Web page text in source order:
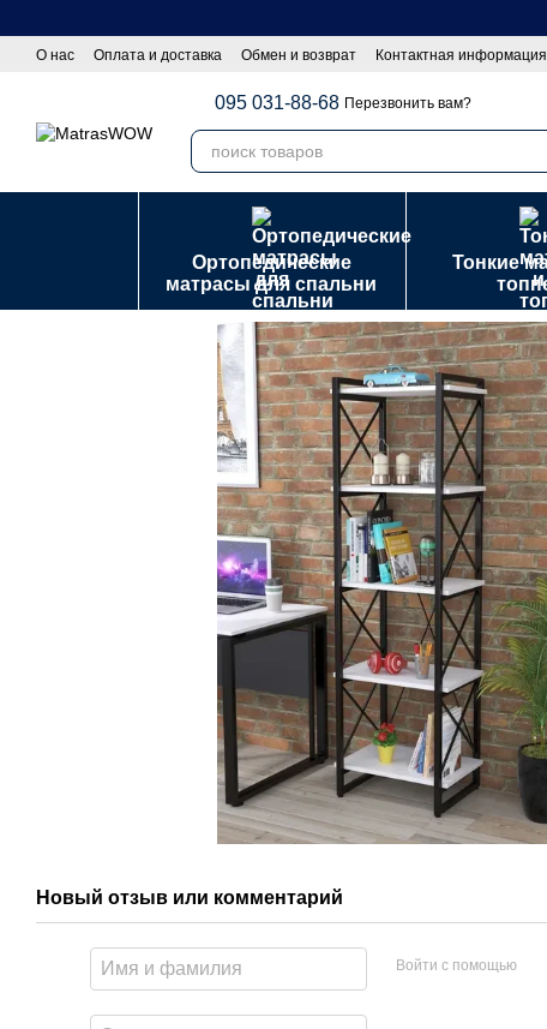
О нас Оплата и доставка Обмен и возврат Контактная информация
095 031-88-68 Перезвонить вам?
Ортопедические
матрасы для спальни
Тонкие
Новый отзыв или комментарий
Войти с помощью